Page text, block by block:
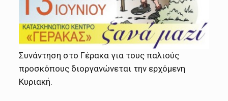
Συνάντηση στο Γέρακα για τους παλιούς
προσκόπους διοργανώνεται την ερχόμενη
Κυριακή.